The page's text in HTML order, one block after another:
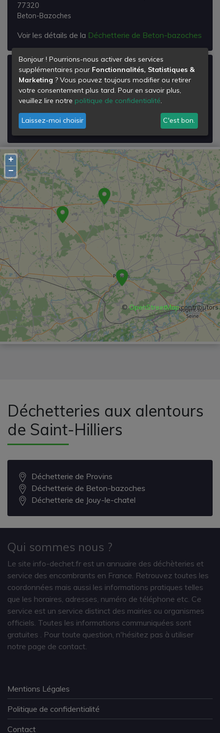
77320
Beton-Bazoches
Voir les détails de la Déchetterie de Beton-bazoches
Déchetterie de Jouy-le-chatel
Rue du Cimetière
77239
Voir les détails de la Déchetterie de Jouy-le-chatel
+
−
©OpenStreetMapcontributors
Déchetteries aux alentours
de Saint-Hilliers
Déchetterie de Provins
Déchetterie de Beton-bazoches
Déchetterie de Jouy-le-chatel
Qui sommes nous ?
Le site info-dechet.fr est un annuaire des déchèteries et
service des encombrants en France. Retrouvez toutes les
coordonnées mais aussi les informations pratiques telles
que les horaires, adresses, numéro de téléphone etc. Ce
service est un service distinct des mairies ou organismes
officiels. Toutes les informations communiquées sont
gratuites
. Pour toute question, n'hésitez pas à utiliser
notre page de contact.
Mentions Légales
Politique de confidentialité
Contact
Bonjour ! Pourrions-nous activer des services
supplémentaires pour Fonctionnalités, Statistiques &
Marketing ? Vous pouvez toujours modifier ou retirer
votre consentement plus tard. Pour en savoir plus,
veuillez lire notre politique de confidentialité.
Laissez-moi choisir C'est bon.